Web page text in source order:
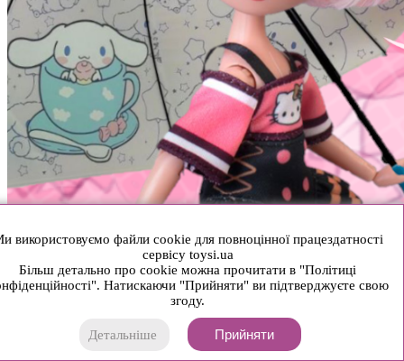
використовуємо файли cookie для повноцінної працездатності
сервісу toysi.ua
Більш детально про cookie можна прочитати в "Політиці
Натискаючи "Прийняти" ви підтверджуєте свою
згоду.
Детальніше Прийняти